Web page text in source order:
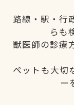
路線・駅・行
らも
獣医師の診療
ペットも大切
ー